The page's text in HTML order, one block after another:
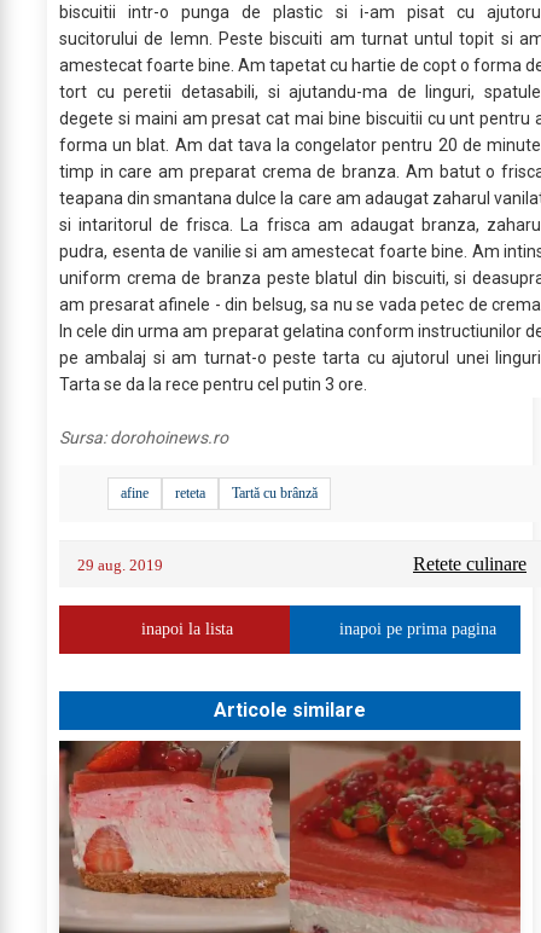
biscuitii intr-o punga de plastic si i-am pisat cu
sucitorului de lemn. Peste biscuiti am turnat untul topit si
amestecat foarte bine. Am tapetat cu hartie de copt o forma
tort cu peretii detasabili, si ajutandu-ma de linguri,
degete si maini am presat cat mai bine biscuitii cu unt pentru
forma un blat. Am dat tava la congelator pentru 20 de
timp in care am preparat crema de branza. Am batut o
teapana din smantana dulce la care am adaugat zaharul
si intaritorul de frisca. La frisca am adaugat branza,
pudra, esenta de vanilie si am amestecat foarte bine. Am
uniform crema de branza peste blatul din biscuiti, si
am presarat afinele - din belsug, sa nu se vada petec de
In cele din urma am preparat gelatina conform instructiunilor
pe ambalaj si am turnat-o peste tarta cu ajutorul unei
Tarta se da la rece pentru cel putin 3 ore.
Sursa:dorohoinews.ro
afine reteta Tartă cu brânză
29 aug. 2019 Retete culinare
inapoi la lista inapoi pe prima pagina
Articole similare